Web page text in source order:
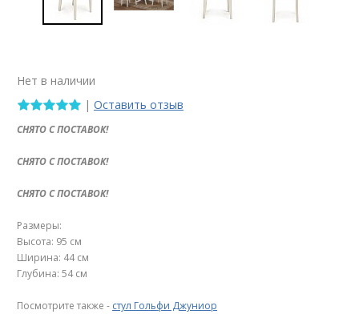
Нет в наличии
| Оставить отзыв
СНЯТО С ПОСТАВОК!
СНЯТО С ПОСТАВОК!
СНЯТО С ПОСТАВОК!
Размеры:
Высота: 95 см
Ширина: 44 см
Глубина: 54 см
Посмотрите также - стул Гольфи Джуниор